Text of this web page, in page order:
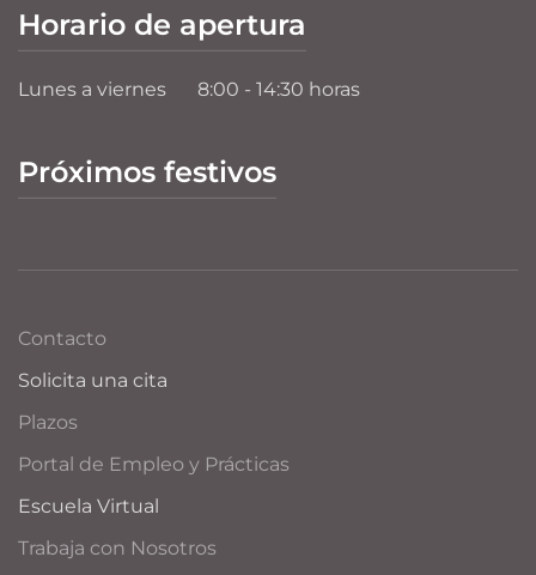
Horario de apertura
Lunes a viernes 8:00 - 14:30 horas
Próximos festivos
Contacto
Solicita una cita
Plazos
Portal de Empleo y Prácticas
Escuela Virtual
Trabaja con Nosotros